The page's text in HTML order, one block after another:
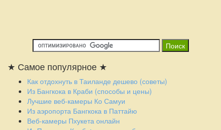
★ Самое популярное ★
Как отдохнуть в Таиланде дешево (советы)
Из Бангкока в Краби (способы и цены)
Лучшие веб-камеры Ко Самуи
Из аэропорта Бангкока в Паттайю
Веб-камеры Пхукета онлайн